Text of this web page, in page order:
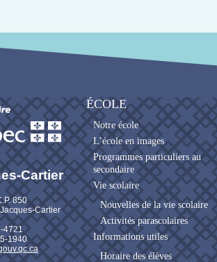
Cartier
850
Cartier
4721
1940
ÉCOLE
Notre école
L’école en images
Programmes particuliers au
secondaire
Vie scolaire
Nouvelles de la vie scolaire
Activités parascolaires
Informations utiles
Horaire des élèves